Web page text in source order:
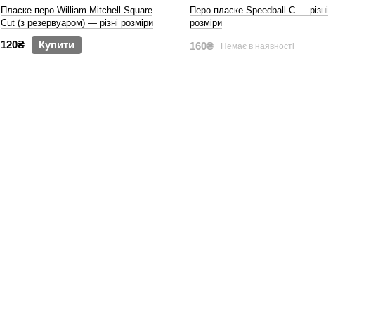
Пласке перо William Mitchell Square
Cut (з резервуаром) — різні розміри
120₴ Купити
Перо пласке Speedball C — різні
розміри
160₴ Немає в наявності